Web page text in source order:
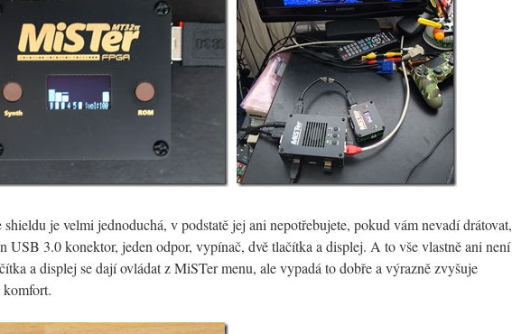
je velmi jednoduchá, v podstatě jej ani nepotřebujete, pokud vám nevadí drátovat,
USB 3.0 konektor, jeden odpor, vypínač, dvě tlačítka a displej. A to vše vlastně ani není
a displej se dají ovládat z MiSTer menu, ale vypadá to dobře a výrazně zvyšuje